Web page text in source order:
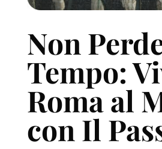
Non
Tempo:
Roma al
con Il